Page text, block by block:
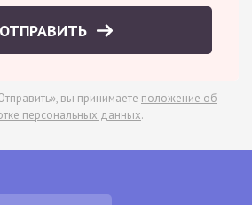
ОТПРАВИТЬ
вы принимаете положение об
персональных данных.